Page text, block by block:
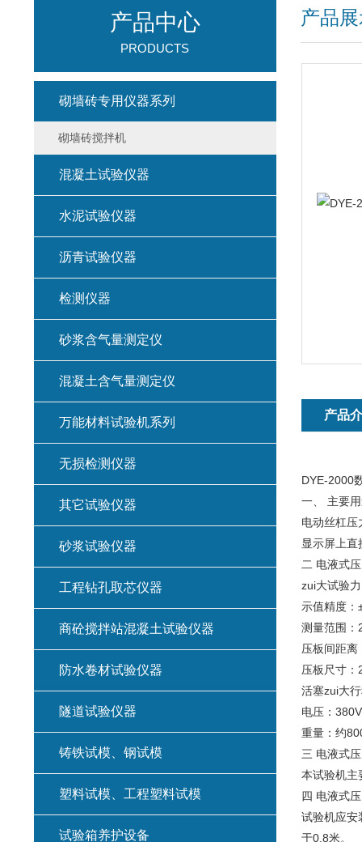
产品
产品
DYE-2000
一、 主要
电动丝杠压
显示屏上直
二 电液式
zui大试验
示值精度：
测量范围：
压板间距离
压板尺寸
活塞zui大
电压：
重量：约
三 电液式
本试验机主
四 电液式
试验机应安
于0.8米。
产品中心
PRODUCTS
砌墙砖专用仪器系列
砌墙砖搅拌机
混凝土试验仪器
水泥试验仪器
沥青试验仪器
检测仪器
砂浆含气量测定仪
混凝土含气量测定仪
万能材料试验机系列
无损检测仪器
其它试验仪器
砂浆试验仪器
工程钻孔取芯仪器
商砼搅拌站混凝土试验仪器
防水卷材试验仪器
隧道试验仪器
铸铁试模、钢试模
塑料试模、工程塑料试模
试验箱养护设备